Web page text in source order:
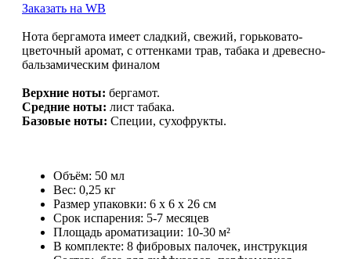
Заказать на WB
Нота бергамота имеет сладкий, свежий, горьковато-
цветочный аромат, с оттенками трав, табака и древесно-
бальзамическим финалом
Верхние ноты: бергамот.
Средние ноты: лист табака.
Базовые ноты: Специи, сухофрукты.
Объём: 50 мл
Вес: 0,25 кг
Размер упаковки: 6 x 6 x 26 см
Срок испарения: 5-7 месяцев
Площадь ароматизации: 10-30 м²
В комплекте: 8 фибровых палочек, инструкция